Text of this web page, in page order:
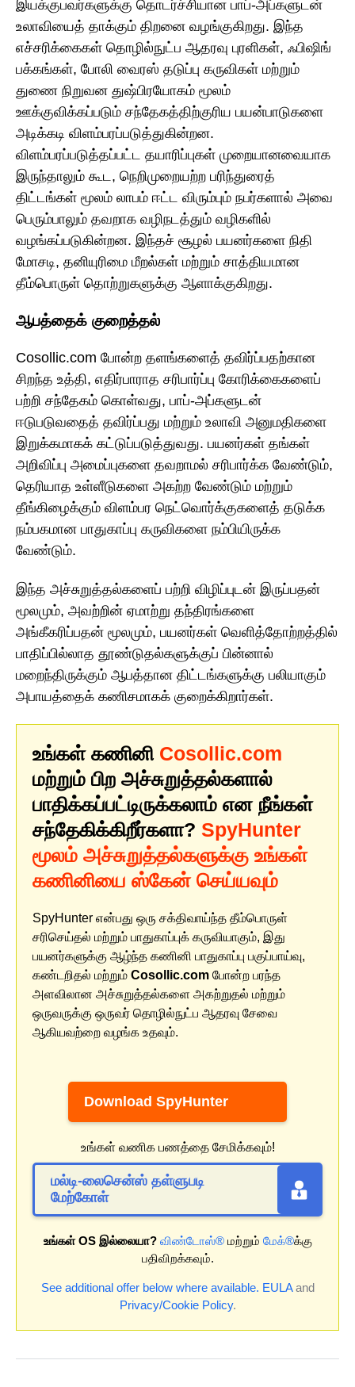
இயக்குபவர்களுக்கு தொடர்ச்சியான பாப்-அப்களுடன்
உலாவியைத் தாக்கும் திறனை வழங்குகிறது. இந்த
எச்சரிக்கைகள் தொழில்நுட்ப ஆதரவு புரளிகள், ஃபிஷிங்
பக்கங்கள், போலி வைரஸ் தடுப்பு கருவிகள் மற்றும்
துணை நிறுவன துஷ்பிரயோகம் மூலம்
ஊக்குவிக்கப்படும் சந்தேகத்திற்குரிய பயன்பாடுகளை
அடிக்கடி விளம்பரப்படுத்துகின்றன.
விளம்பரப்படுத்தப்பட்ட தயாரிப்புகள் முறையானவையாக
இருந்தாலும் கூட, நெறிமுறையற்ற பரிந்துரைத்
திட்டங்கள் மூலம் லாபம் ஈட்ட விரும்பும் நபர்களால் அவை
பெரும்பாலும் தவறாக வழிநடத்தும் வழிகளில்
வழங்கப்படுகின்றன. இந்தச் சூழல் பயனர்களை நிதி
மோசடி, தனியுரிமை மீறல்கள் மற்றும் சாத்தியமான
தீம்பொருள் தொற்றுகளுக்கு ஆளாக்குகிறது.
ஆபத்தைக் குறைத்தல்
Cosollic.com போன்ற தளங்களைத் தவிர்ப்பதற்கான
சிறந்த உத்தி, எதிர்பாராத சரிபார்ப்பு கோரிக்கைகளைப்
பற்றி சந்தேகம் கொள்வது, பாப்-அப்களுடன்
ஈடுபடுவதைத் தவிர்ப்பது மற்றும் உலாவி அனுமதிகளை
இறுக்கமாகக் கட்டுப்படுத்துவது. பயனர்கள் தங்கள்
அறிவிப்பு அமைப்புகளை தவறாமல் சரிபார்க்க வேண்டும்,
தெரியாத உள்ளீடுகளை அகற்ற வேண்டும் மற்றும்
தீங்கிழைக்கும் விளம்பர நெட்வொர்க்குகளைத் தடுக்க
நம்பகமான பாதுகாப்பு கருவிகளை நம்பியிருக்க
வேண்டும்.
இந்த அச்சுறுத்தல்களைப் பற்றி விழிப்புடன் இருப்பதன்
மூலமும், அவற்றின் ஏமாற்று தந்திரங்களை
அங்கீகரிப்பதன் மூலமும், பயனர்கள் வெளித்தோற்றத்தில்
பாதிப்பில்லாத தூண்டுதல்களுக்குப் பின்னால்
மறைந்திருக்கும் ஆபத்தான திட்டங்களுக்கு பலியாகும்
அபாயத்தைக் கணிசமாகக் குறைக்கிறார்கள்.
உங்கள் கணினி Cosollic.com
மற்றும் பிற அச்சுறுத்தல்களால்
பாதிக்கப்பட்டிருக்கலாம் என நீங்கள்
சந்தேகிக்கிறீர்களா? SpyHunter
மூலம் அச்சுறுத்தல்களுக்கு உங்கள்
கணினியை ஸ்கேன் செய்யவும்
SpyHunter என்பது ஒரு சக்திவாய்ந்த தீம்பொருள்
சரிசெய்தல் மற்றும் பாதுகாப்புக் கருவியாகும், இது
பயனர்களுக்கு ஆழ்ந்த கணினி பாதுகாப்பு பகுப்பாய்வு,
கண்டறிதல் மற்றும் Cosollic.com போன்ற பரந்த
அளவிலான அச்சுறுத்தல்களை அகற்றுதல் மற்றும்
ஒருவருக்கு ஒருவர் தொழில்நுட்ப ஆதரவு சேவை
ஆகியவற்றை வழங்க உதவும்.
Download SpyHunter
உங்கள் வணிக பணத்தை சேமிக்கவும்!
மல்டி-லைசென்ஸ் தள்ளுபடி
மேற்கோள்
உங்கள் OS இல்லையா? விண்டோஸ்®மற்றும் மேக்®க்கு
பதிவிறக்கவும்.
See additional offer below where available. EULAand
Privacy/Cookie Policy.